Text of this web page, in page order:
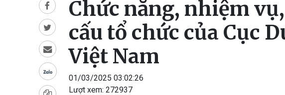
Chức năng, nhiệm
cấu tổ chức của Cục
Việt Nam
01/03/2025 03:02:26
Lượt xem: 272937